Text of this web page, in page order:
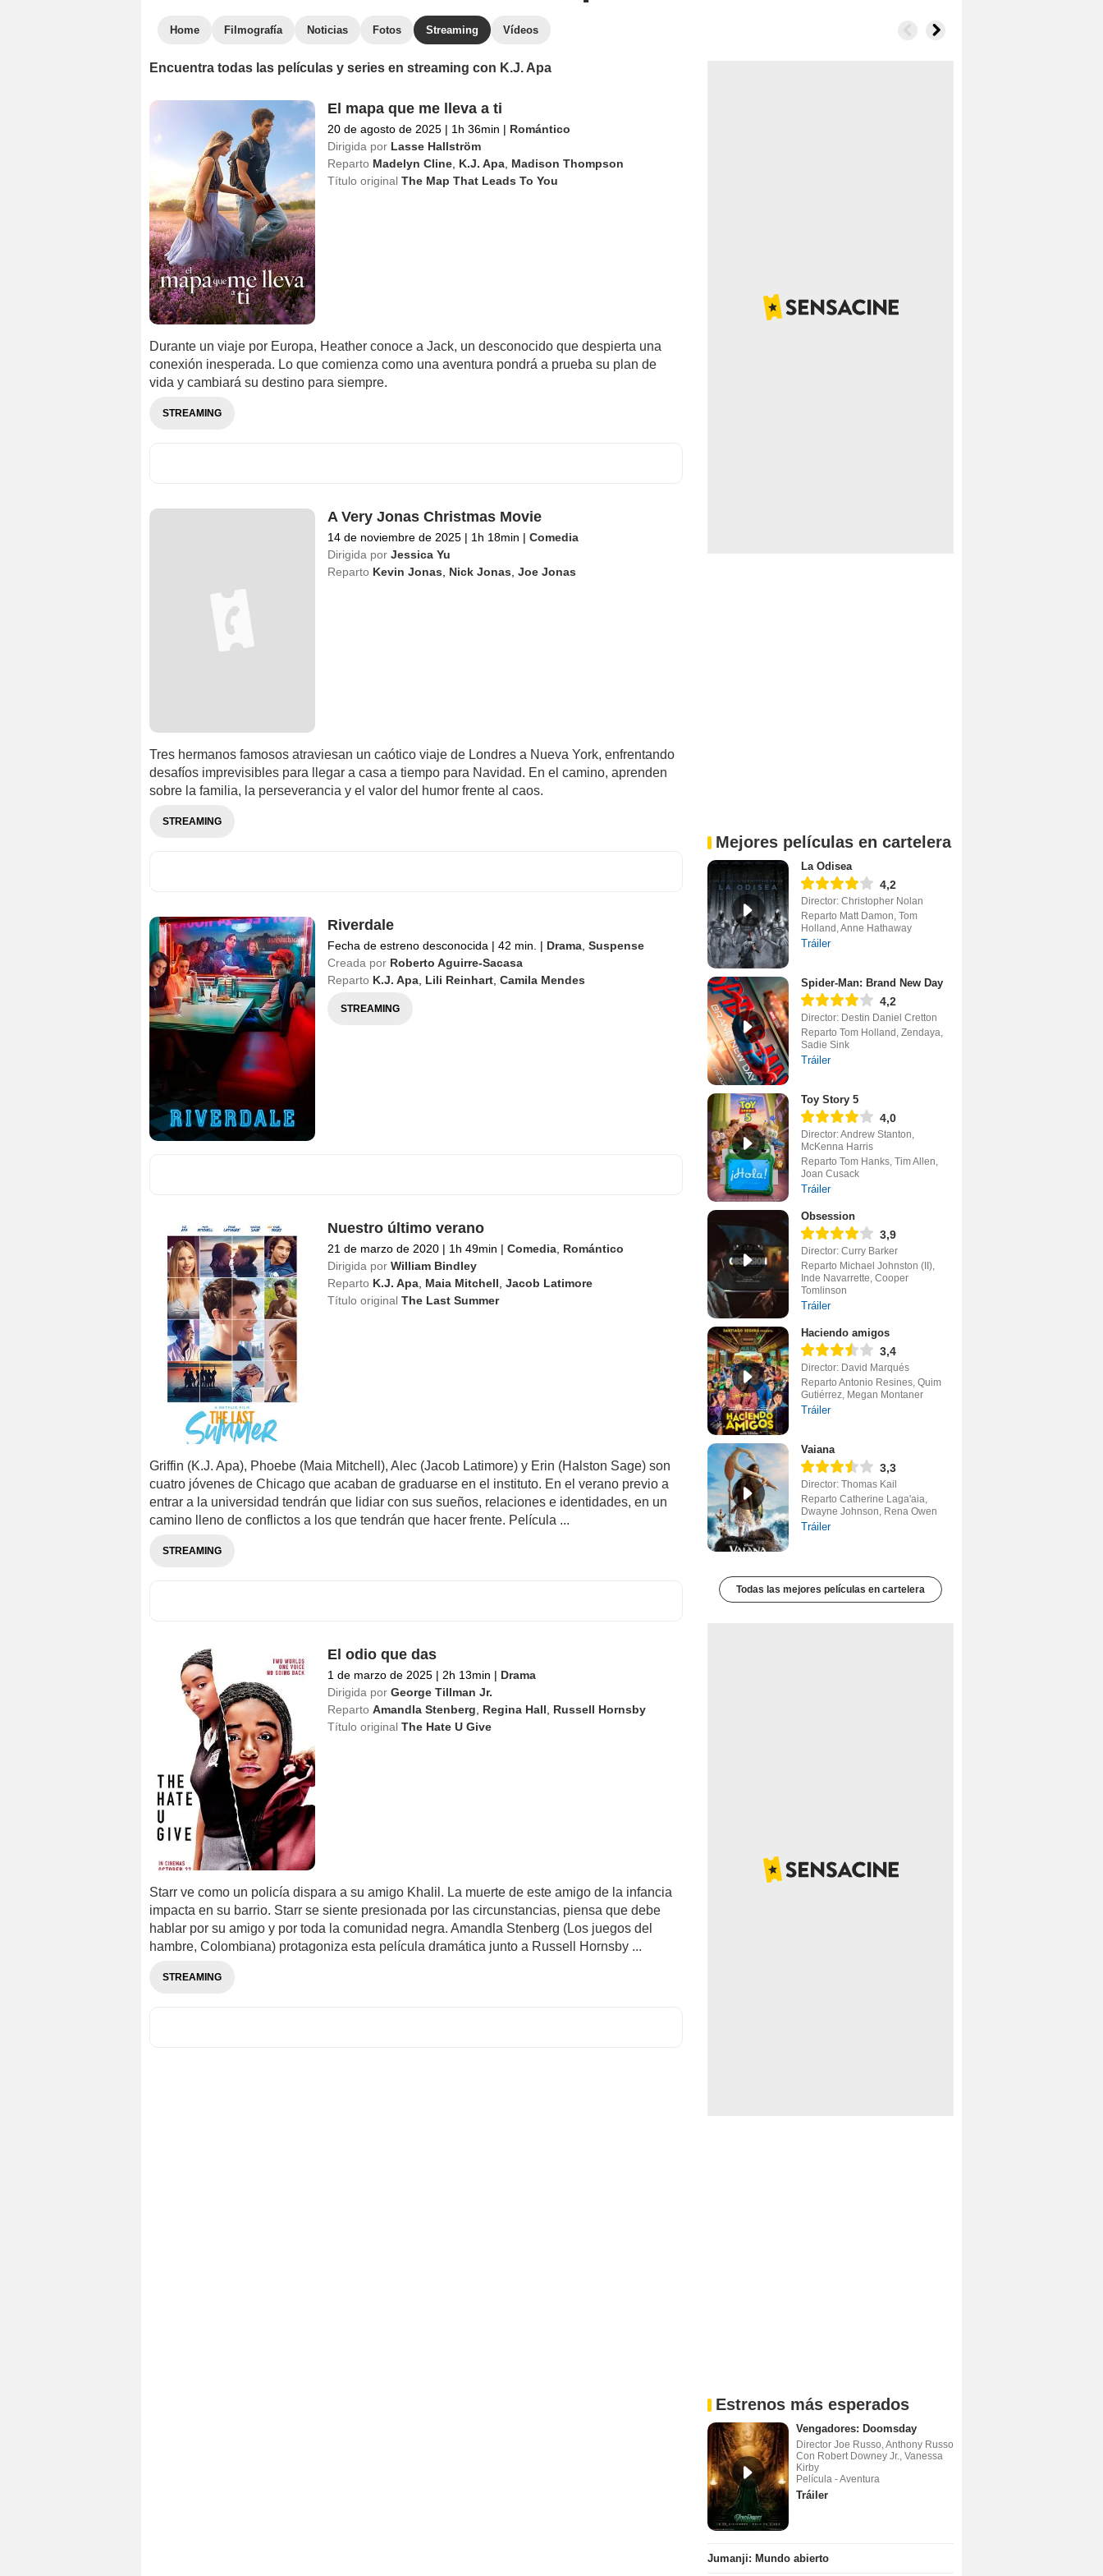
Home Filmografía Noticias Fotos Streaming Vídeos
Encuentra todas las películas y series en streaming con K.J. Apa
El mapa que me lleva a ti
20 de agosto de 2025 | 1h 36min | Romántico
Dirigida por Lasse Hallström
Reparto Madelyn Cline, K.J. Apa, Madison Thompson
Título original The Map That Leads To You
Durante un viaje por Europa, Heather conoce a Jack, un desconocido que despierta una
conexión inesperada. Lo que comienza como una aventura pondrá a prueba su plan de
vida y cambiará su destino para siempre.
STREAMING
A Very Jonas Christmas Movie
14 de noviembre de 2025 | 1h 18min | Comedia
Dirigida por Jessica Yu
Reparto Kevin Jonas Nick Jonas Joe Jonas
Tres hermanos famosos atraviesan un caótico viaje de Londres a Nueva York, enfrentando
desafíos imprevisibles para llegar a casa a tiempo para Navidad. En el camino, aprenden
sobre la familia, la perseverancia y el valor del humor frente al caos.
STREAMING
Riverdale
Fecha de estreno desconocida | 42 min. | Drama, Suspense
Creada por Roberto Aguirre-Sacasa
Reparto K.J. Apa, Lili Reinhart, Camila Mendes
STREAMING
Nuestro último verano
21 de marzo de 2020 | 1h 49min | Comedia, Romántico
Dirigida por William Bindley
Reparto K.J. Apa, Maia Mitchell, Jacob Latimore
Título original The Last Summer
Griffin (K.J. Apa), Phoebe (Maia Mitchell), Alec (Jacob Latimore) y Erin (Halston Sage) son
cuatro jóvenes de Chicago que acaban de graduarse en el instituto. En el verano previo a
entrar a la universidad tendrán que lidiar con sus sueños, relaciones e identidades, en un
camino lleno de conflictos a los que tendrán que hacer frente. Película ...
STREAMING
El odio que das
1 de marzo de 2025 | 2h 13min | Drama
Dirigida por George Tillman Jr.
Reparto Amandla Stenberg, Regina Hall, Russell Hornsby
Título original The Hate U Give
Starr ve como un policía dispara a su amigo Khalil. La muerte de este amigo de la infancia
impacta en su barrio. Starr se siente presionada por las circunstancias, piensa que debe
hablar por su amigo y por toda la comunidad negra. Amandla Stenberg (Los juegos del
hambre, Colombiana) protagoniza esta película dramática junto a Russell Hornsby ...
STREAMING
Mejores películas en cartelera
La Odisea
4,2
Director: Christopher Nolan
Reparto Matt Damon, Tom
Holland, Anne Hathaway
Tráiler
Spider-Man: Brand New Day
4,2
Director: Destin Daniel Cretton
Reparto Tom Holland, Zendaya,
Sadie Sink
Tráiler
Toy Story 5
4,0
Director: Andrew Stanton,
McKenna Harris
Reparto Tom Hanks, Tim Allen,
Joan Cusack
Tráiler
Obsession
3,9
Director: Curry Barker
Reparto Michael Johnston (II),
Inde Navarrette, Cooper
Tomlinson
Tráiler
Haciendo amigos
3,4
Director: David Marqués
Reparto Antonio Resines, Quim
Gutiérrez, Megan Montaner
Tráiler
Vaiana
3,3
Director: Thomas Kail
Reparto Catherine Laga'aia,
Dwayne Johnson, Rena Owen
Tráiler
Todas las mejores películas en cartelera
Estrenos más esperados
Vengadores: Doomsday
Director Joe Russo, Anthony Russo
Con Robert Downey Jr., Vanessa
Kirby
Película - Aventura
Tráiler
Jumanji: Mundo abierto